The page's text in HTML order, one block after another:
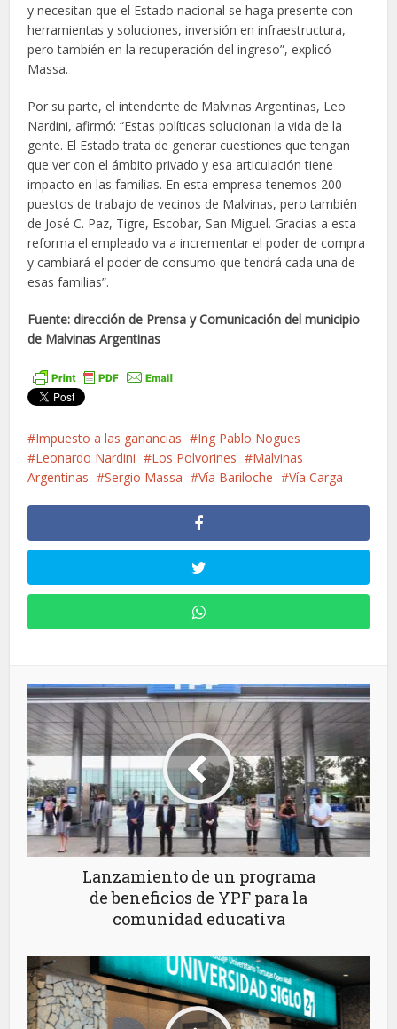
y necesitan que el Estado nacional se haga presente con
herramientas y soluciones, inversión en infraestructura,
pero también en la recuperación del ingreso”, explicó
Massa.
Por su parte, el intendente de Malvinas Argentinas, Leo
Nardini, afirmó: “Estas políticas solucionan la vida de la
gente. El Estado trata de generar cuestiones que tengan
que ver con el ámbito privado y esa articulación tiene
impacto en las familias. En esta empresa tenemos 200
puestos de trabajo de vecinos de Malvinas, pero también
de José C. Paz, Tigre, Escobar, San Miguel. Gracias a esta
reforma el empleado va a incrementar el poder de compra
y cambiará el poder de consumo que tendrá cada una de
esas familias”.
Fuente: dirección de Prensa y Comunicación del municipio
de Malvinas Argentinas
Impuesto a las ganancias
Ing Pablo Nogues
Leonardo Nardini
Los Polvorines
Malvinas
Argentinas
Sergio Massa Vía Bariloche Vía Carga
Lanzamiento de un programa
de beneficios de YPF para la
comunidad educativa